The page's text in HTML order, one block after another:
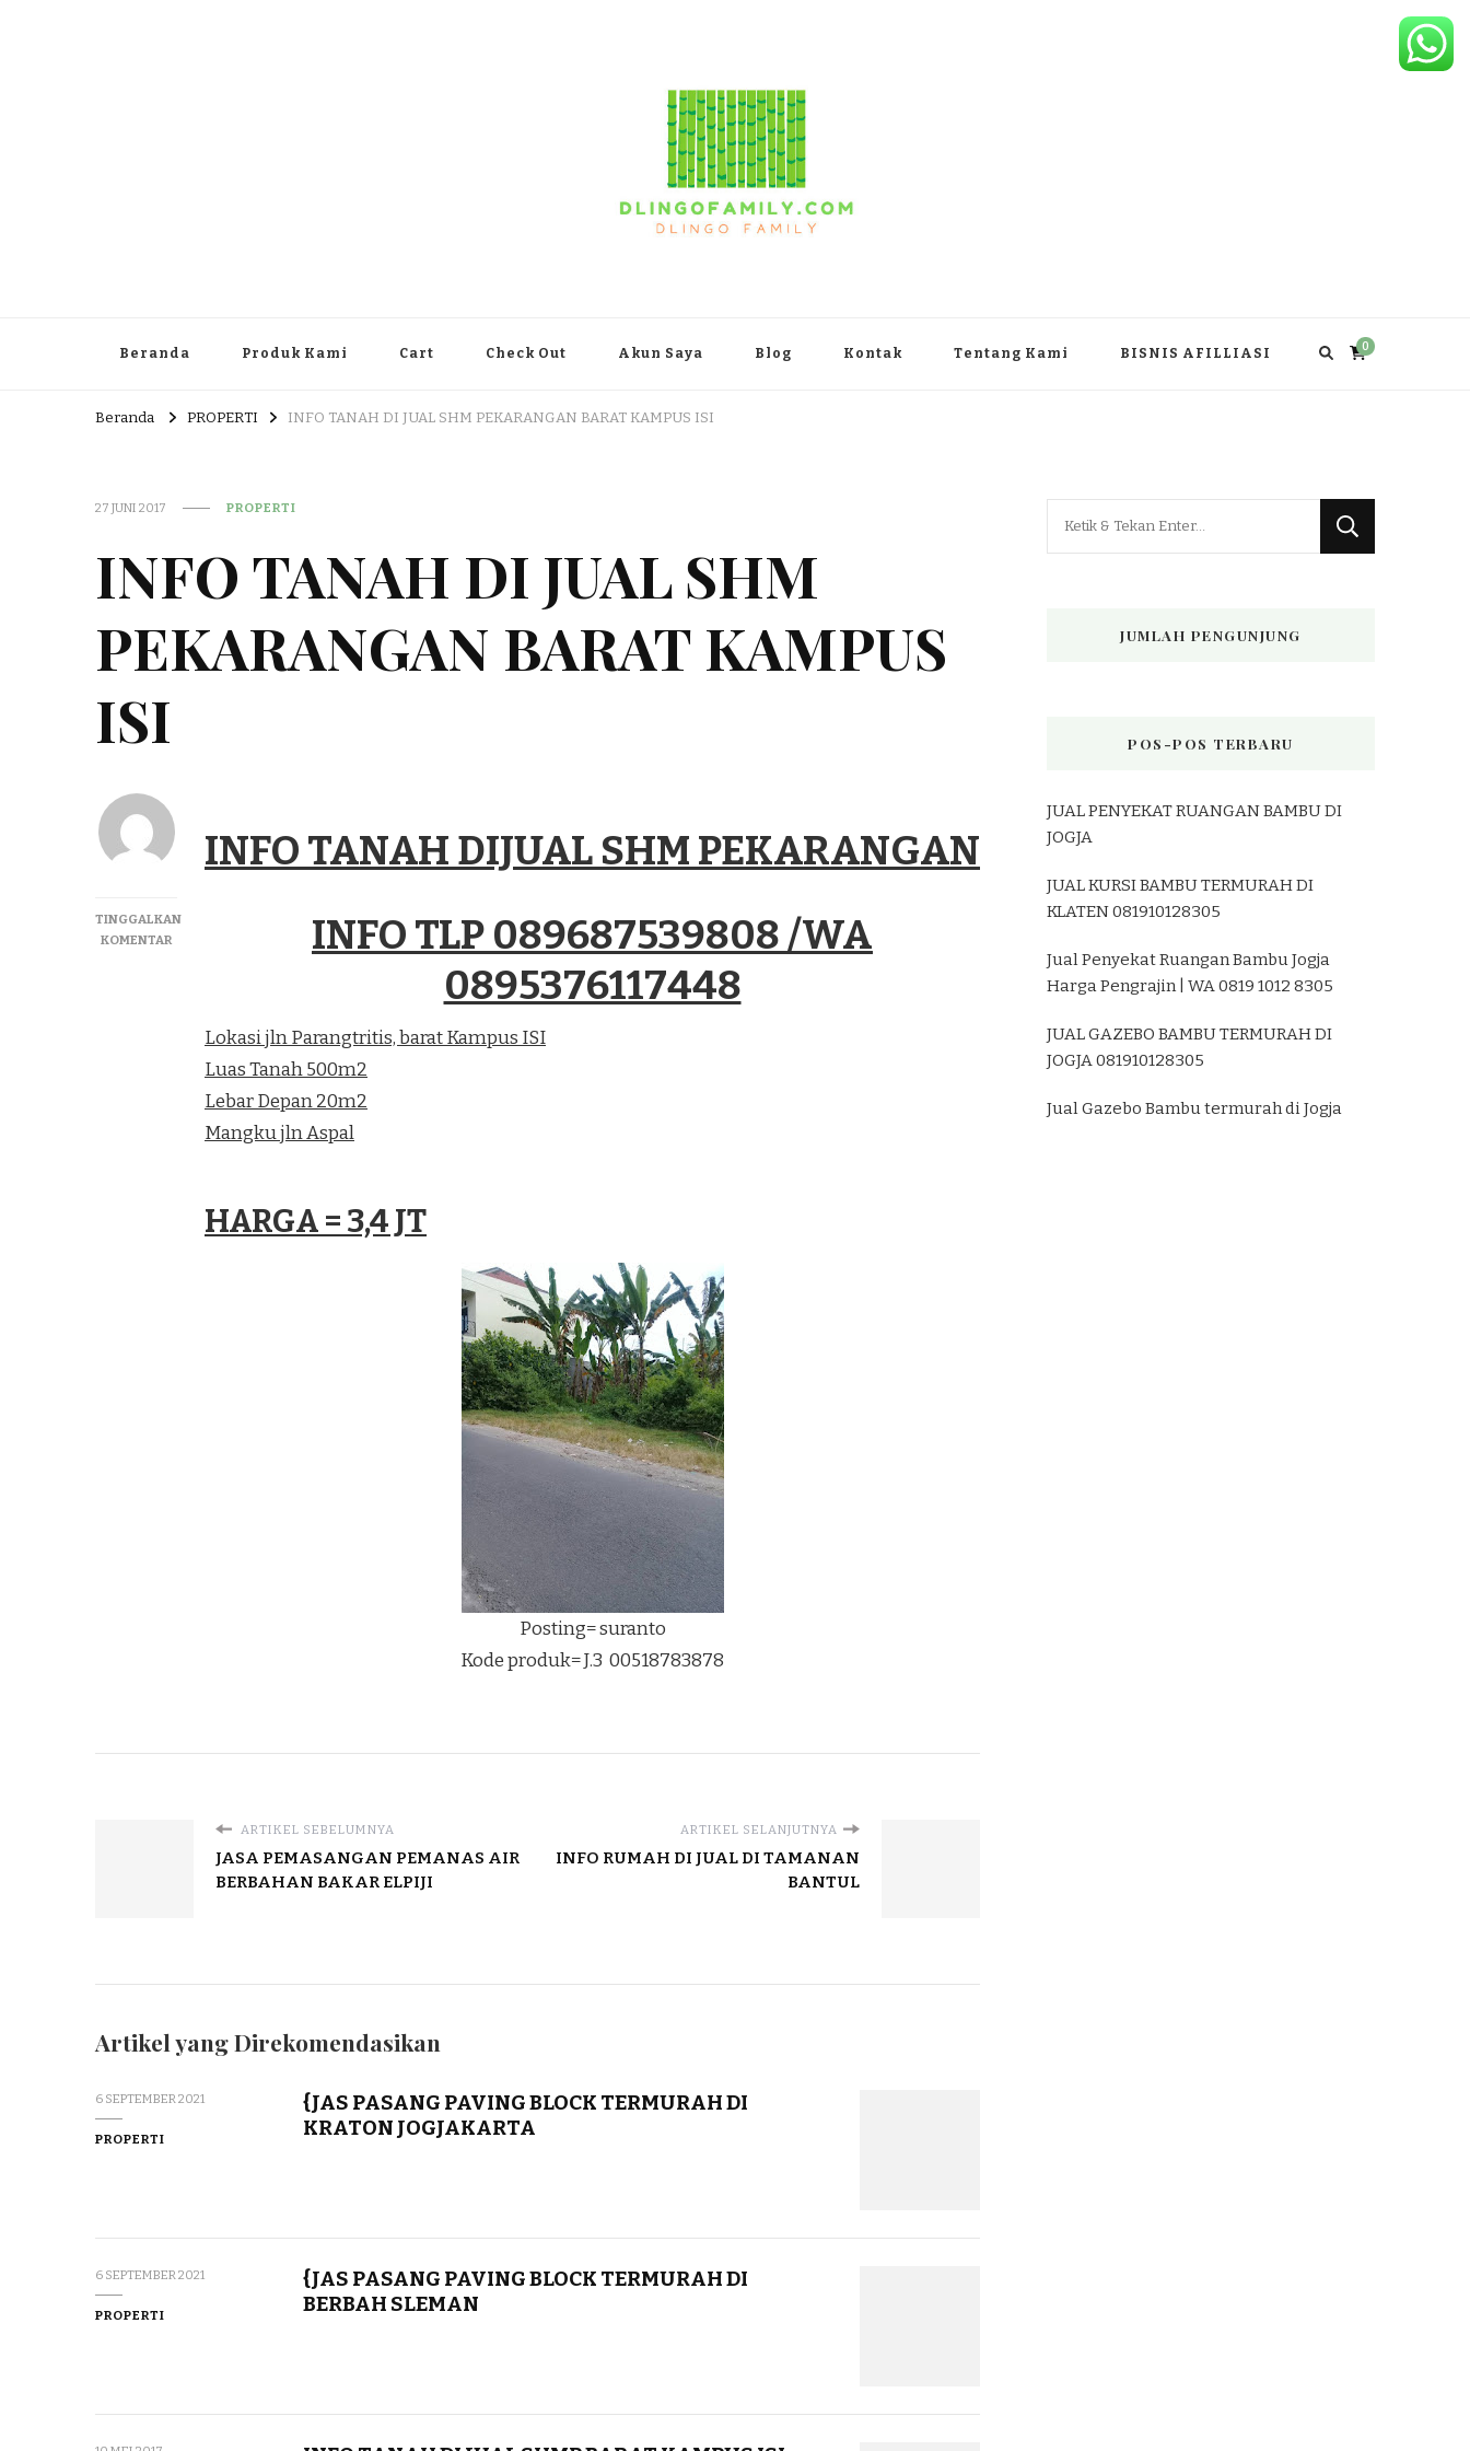
Beranda Produk Kami Cart Check Out Akun Saya Blog Kontak Tentang Kami BISNIS AFILLIASI 0
Beranda PROPERTI INFO TANAH DI JUAL SHM PEKARANGAN BARAT KAMPUS ISI
27 JUNI 2017 PROPERTI
INFO TANAH DI JUAL SHM
PEKARANGAN BARAT KAMPUS
ISI
TINGGALKAN
KOMENTARPADA
PEKARANGAN
KAMPUS
INFO TANAH DIJUAL SHM PEKARANGAN
INFO TLP 089687539808 /WA
0895376117448
Lokasi jln Parangtritis, barat Kampus ISI
Luas Tanah 500m2
Lebar Depan 20m2
Mangku jln Aspal
HARGA = 3,4 JT
Posting= suranto
Kode produk= J.3 00518783878
ARTIKEL SEBELUMNYA
JASA PEMASANGAN PEMANAS AIR
BERBAHAN BAKAR ELPIJI
ARTIKEL SELANJUTNYA
INFO RUMAH DI JUAL DI TAMANAN
BANTUL
Artikel yang Direkomendasikan
6 SEPTEMBER 2021
PROPERTI
{JAS PASANG PAVING BLOCK TERMURAH DI
KRATON JOGJAKARTA
6 SEPTEMBER 2021
PROPERTI
{JAS PASANG PAVING BLOCK TERMURAH DI
BERBAH SLEMAN
JUMLAH PENGUNJUNG
POS-POS TERBARU
JUAL PENYEKAT RUANGAN BAMBU DI
JOGJA
JUAL KURSI BAMBU TERMURAH DI
KLATEN 081910128305
Jual Penyekat Ruangan Bambu Jogja
Harga Pengrajin | WA 0819 1012 8305
JUAL GAZEBO BAMBU TERMURAH DI
JOGJA 081910128305
Jual Gazebo Bambu termurah di Jogja